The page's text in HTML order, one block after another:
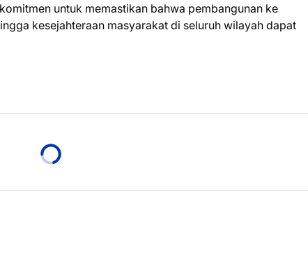
untuk memastikan bahwa pembangunan ke
kesejahteraan masyarakat di seluruh wilayah dapat